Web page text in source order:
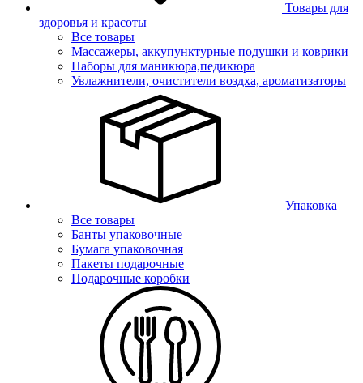
Товары для
здоровья и красоты
Все товары
Массажеры, аккупунктурные подушки и коврики
Наборы для маникюра,педикюра
Увлажнители, очистители воздха, ароматизаторы
Упаковка
Все товары
Банты упаковочные
Бумага упаковочная
Пакеты подарочные
Подарочные коробки